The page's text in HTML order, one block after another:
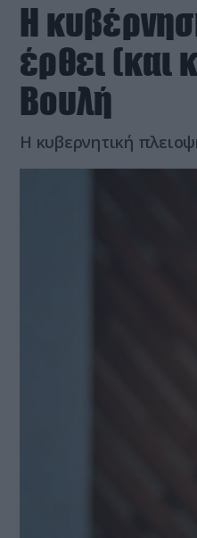
Η
έρθει (και
Βουλή
Η κυβερνητική